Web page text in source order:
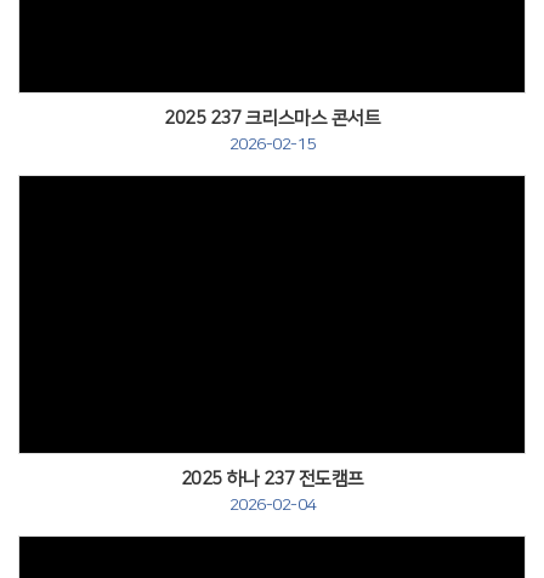
2025 237 크리스마스 콘서트
2026-02-15
2025 하나 237 전도캠프
2026-02-04